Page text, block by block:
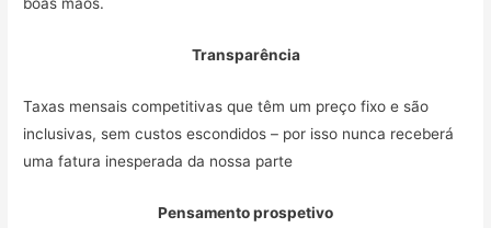
Transparência
Taxas mensais competitivas que têm um preço fixo e são
inclusivas, sem custos escondidos – por isso nunca receberá
uma fatura inesperada da nossa parte
Pensamento prospetivo